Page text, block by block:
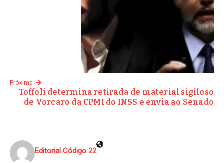
Próxima
Toffoli determina retirada de material sigiloso
de Vorcaro da CPMI do INSS e envia ao Senado
Editorial Código 22